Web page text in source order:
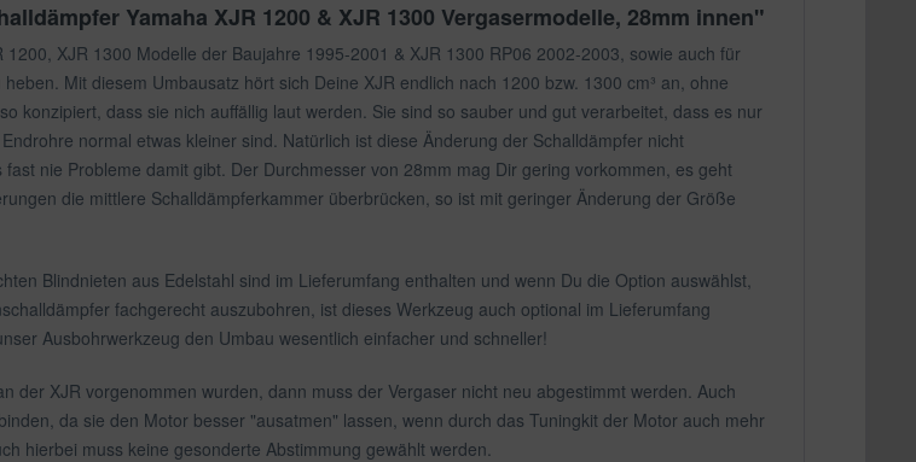
Yamaha XJR 1200 & XJR 1300 Vergasermodelle, 28mm innen"
XJR 1300 Modelle der Baujahre 1995-2001 & XJR 1300 RP06 2002-2003, sowie auch für
Mit diesem Umbausatz hört sich Deine XJR endlich nach 1200 bzw. 1300 cm³ an, ohne
konzipiert, dass sie nich auffällig laut werden. Sie sind so sauber und gut verarbeitet, dass es nur
normal etwas kleiner sind. Natürlich ist diese Änderung der Schalldämpfer nicht
nie Probleme damit gibt. Der Durchmesser von 28mm mag Dir gering vorkommen, es geht
die mittlere Schalldämpferkammer überbrücken, so ist mit geringer Änderung der Größe
Blindnieten aus Edelstahl sind im Lieferumfang enthalten und wenn Du die Option auswählst,
fachgerecht auszubohren, ist dieses Werkzeug auch optional im Lieferumfang
Ausbohrwerkzeug den Umbau wesentlich einfacher und schneller!
der XJR vorgenommen wurden, dann muss der Vergaser nicht neu abgestimmt werden. Auch
da sie den Motor besser "ausatmen" lassen, wenn durch das Tuningkit der Motor auch mehr
hierbei muss keine gesonderte Abstimmung gewählt werden.